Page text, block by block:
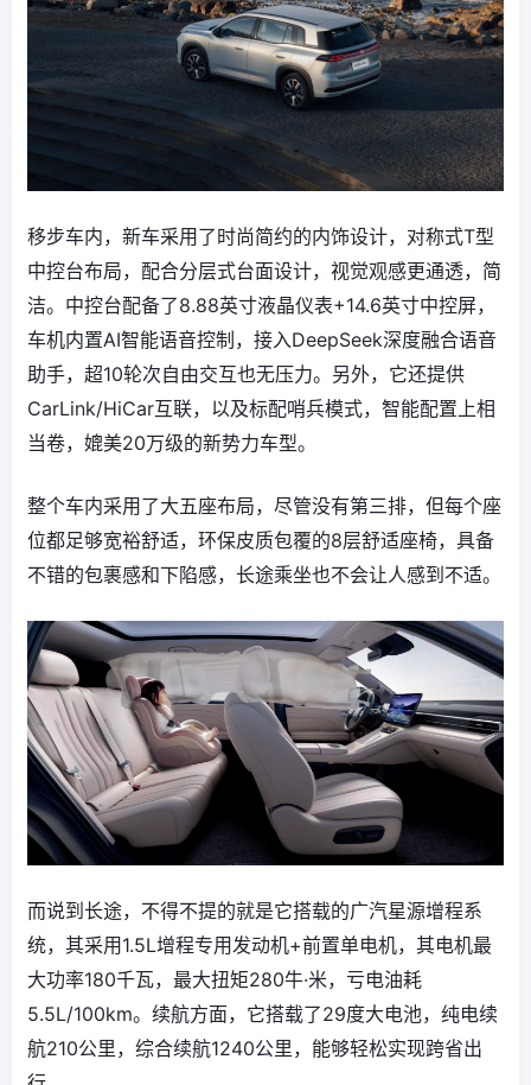
移步车内，新车采用了时尚简约的内饰设计，对称式T型
中控台布局，配合分层式台面设计，视觉观感更通透，简
洁。中控台配备了8.88英寸液晶仪表+14.6英寸中控屏，
车机内置AI智能语音控制，接入DeepSeek深度融合语音
助手，超10轮次自由交互也无压力。另外，它还提供
CarLink/HiCar互联，以及标配哨兵模式，智能配置上相
当卷，媲美20万级的新势力车型。
整个车内采用了大五座布局，尽管没有第三排，但每个座
位都足够宽裕舒适，环保皮质包覆的8层舒适座椅，具备
不错的包裹感和下陷感，长途乘坐也不会让人感到不适。
而说到长途，不得不提的就是它搭载的广汽星源增程系
统，其采用1.5L增程专用发动机+前置单电机，其电机最
大功率180千瓦，最大扭矩280牛·米，亏电油耗
5.5L/100km。续航方面，它搭载了29度大电池，纯电续
航210公里，综合续航1240公里，能够轻松实现跨省出